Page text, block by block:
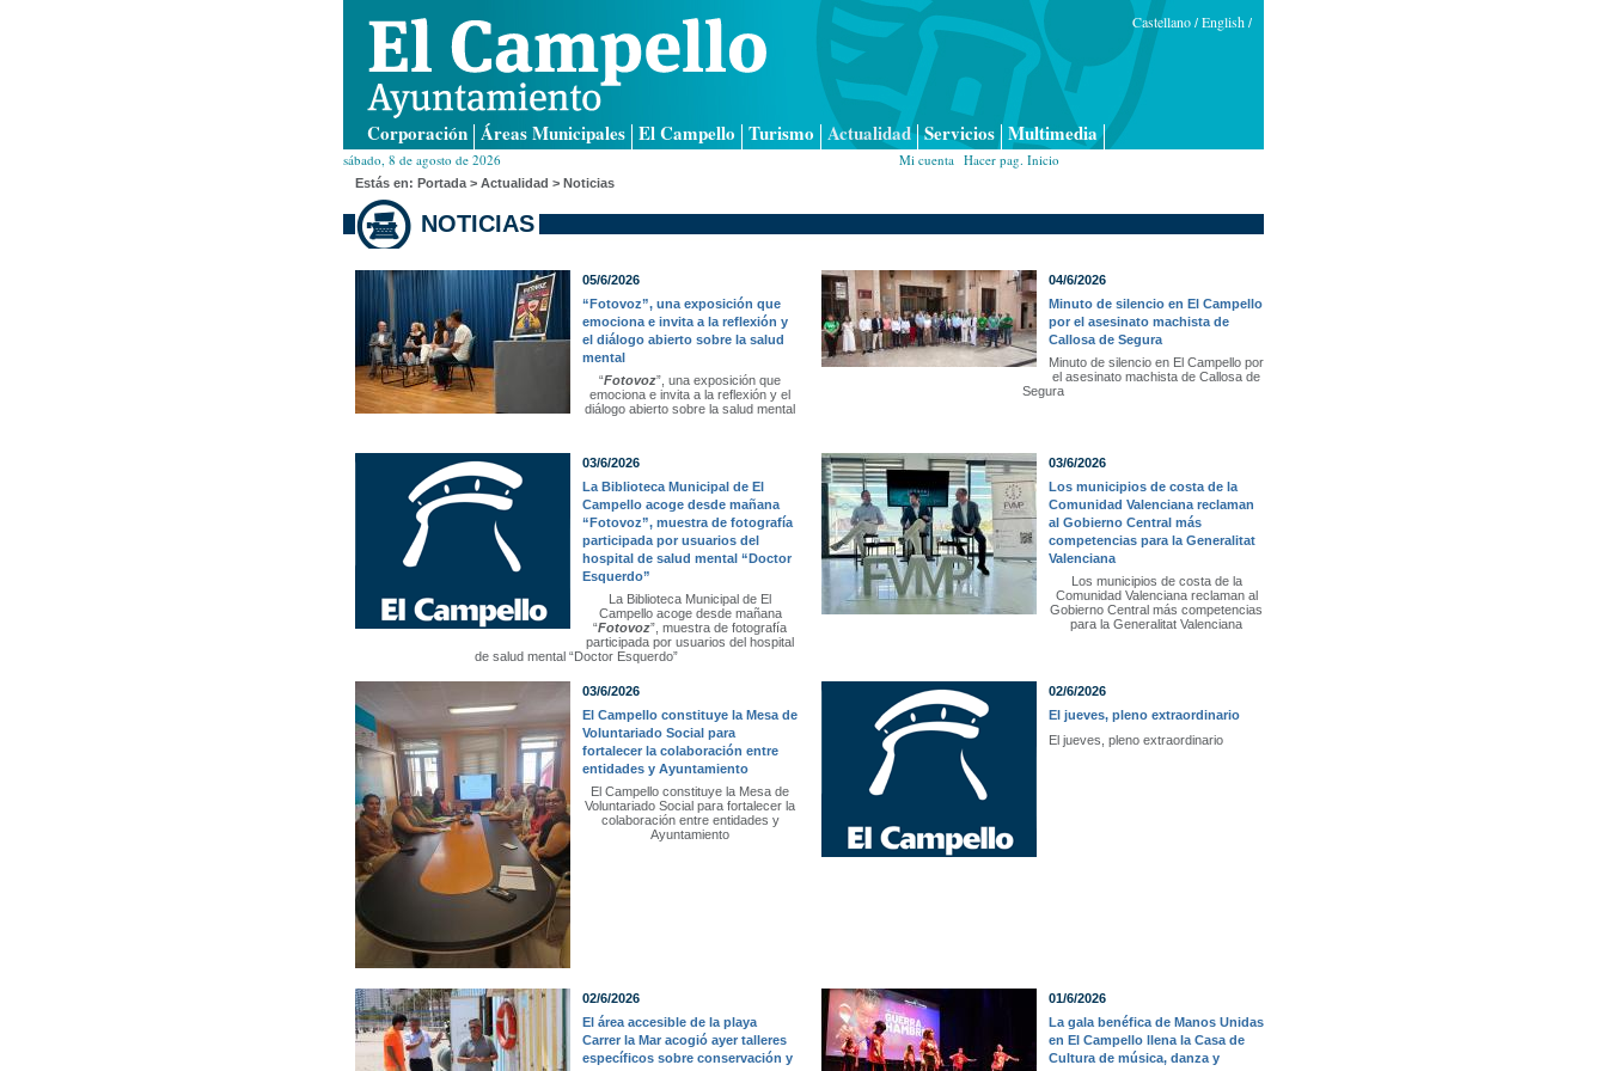
Castellano / English /
Corporación Áreas Municipales El Campello Turismo Actualidad Servicios Multimedia
sábado, 8 de agosto de 2026 Mi cuenta Hacer pag. Inicio
Estás en: Portada > Actualidad > Noticias
NOTICIAS
05/6/2026
“Fotovoz”, una exposición que
emociona e invita a la reflexión y
el diálogo abierto sobre la salud
mental
“Fotovoz”, una exposición que
emociona e invita a la reflexión y el
diálogo abierto sobre la salud mental
04/6/2026
Minuto de silencio en El Campello
por el asesinato machista de
Callosa de Segura
Minuto de silencio en El Campello por
el asesinato machista de Callosa de
Segura
03/6/2026
La Biblioteca Municipal de El
Campello acoge desde mañana
“Fotovoz”, muestra de fotografía
participada por usuarios del
hospital de salud mental “Doctor
Esquerdo”
La Biblioteca Municipal de El
Campello acoge desde mañana
“Fotovoz”, muestra de fotografía
participada por usuarios del hospital
de salud mental “Doctor Esquerdo”
03/6/2026
Los municipios de costa de la
Comunidad Valenciana reclaman
al Gobierno Central más
competencias para la Generalitat
Valenciana
Los municipios de costa de la
Comunidad Valenciana reclaman al
Gobierno Central más competencias
para la Generalitat Valenciana
03/6/2026
El Campello constituye la Mesa de
Voluntariado Social para
fortalecer la colaboración entre
entidades y Ayuntamiento
El Campello constituye la Mesa de
Voluntariado Social para fortalecer la
colaboración entre entidades y
Ayuntamiento
02/6/2026
El jueves, pleno extraordinario
El jueves, pleno extraordinario
02/6/2026
El área accesible de la playa
Carrer la Mar acogió ayer talleres
específicos sobre conservación y
01/6/2026
La gala benéfica de Manos Unidas
en El Campello llena la Casa de
Cultura de música, danza y